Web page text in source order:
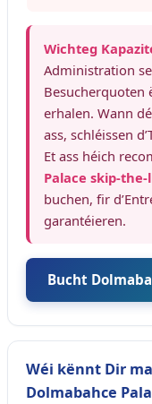
Wichteg
Administration
Besucherquoten
erhalen. Wann
ass, schléissen
Et ass héich
Palace skip-
buchen, fir
garantéieren.
Bucht
Wéi kënnt Dir
Dolmabahce